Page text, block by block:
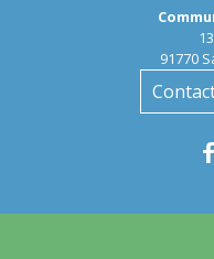
91770